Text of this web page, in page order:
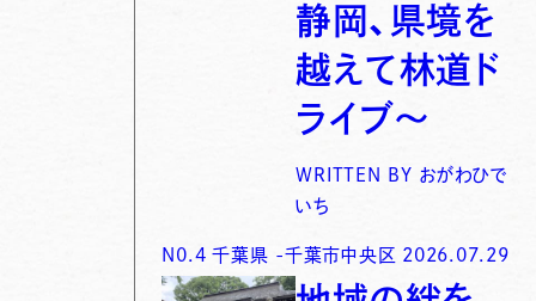
静岡、県境を
越えて林道ド
ライブ〜
WRITTEN BY おがわひで
いち
N0. 4 千葉県 -千葉市中央区 2026.07.29